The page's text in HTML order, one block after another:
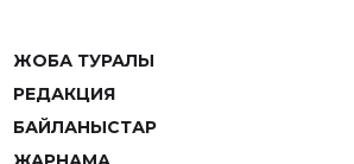
ЖОБА ТУРАЛЫ
РЕДАКЦИЯ
БАЙЛАНЫСТАР